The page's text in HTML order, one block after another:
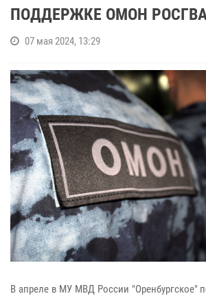
ПОДДЕРЖКЕ ОМОН
07 мая 2024, 13:29
В апреле в МУ МВД России "Оренбургское"